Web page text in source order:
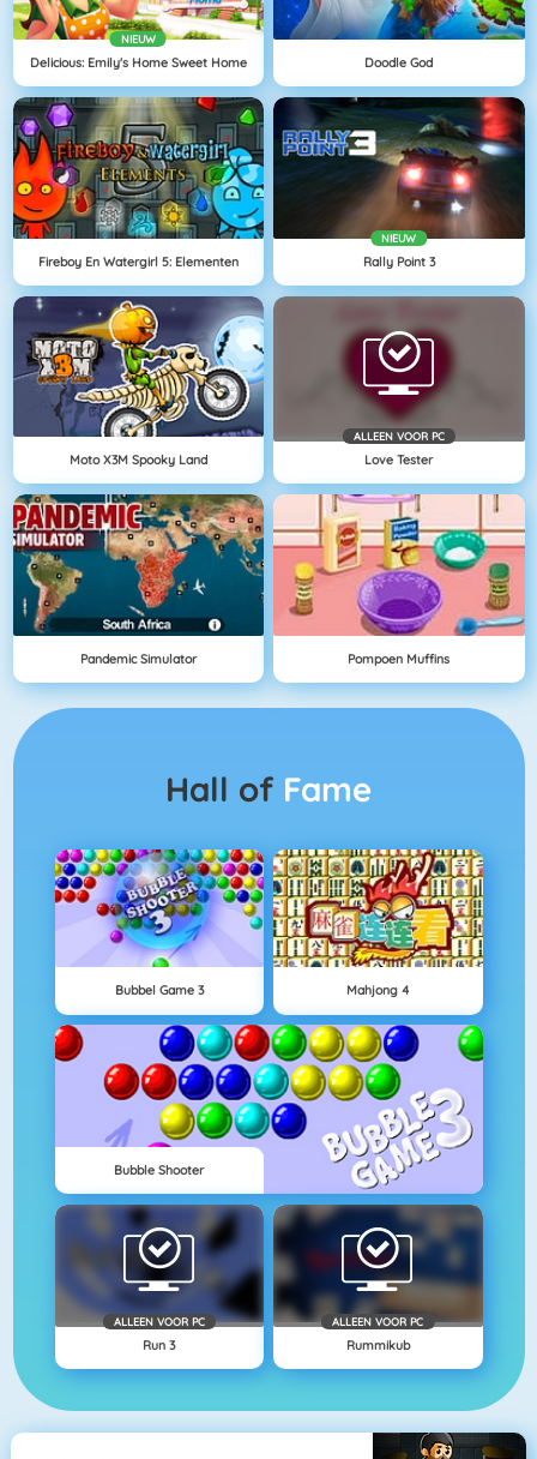
NIEUW
Delicious: Emily's Home Sweet Home Doodle God
Fireboy En Watergirl 5: Elementen
NIEUW
Rally Point 3
Moto X3M Spooky Land
ALLEEN VOOR PC
Love Tester
Pandemic Simulator Pompoen Muffins
Hall of Fame
Bubbel Game 3 Mahjong 4
Bubble Shooter
ALLEEN VOOR PC
Run 3
ALLEEN VOOR PC
Rummikub